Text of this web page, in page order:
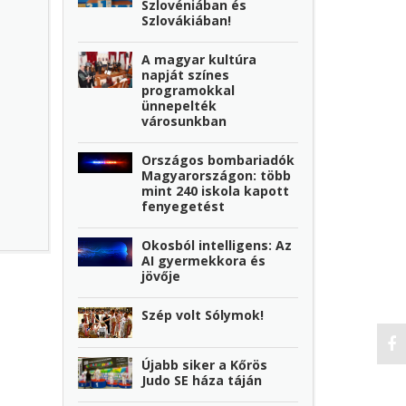
Szlovéniában és
Szlovákiában!
A magyar kultúra
napját színes
programokkal
ünnepelték
városunkban
Országos bombariadók
Magyarországon: több
mint 240 iskola kapott
fenyegetést
Okosból intelligens: Az
AI gyermekkora és
jövője
Szép volt Sólymok!
Újabb siker a Kőrös
Judo SE háza táján